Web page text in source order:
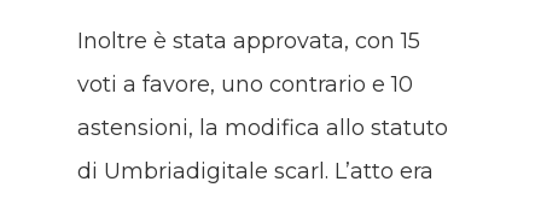
Inoltre è stata approvata, con 15
voti a favore, uno contrario e 10
astensioni, la modifica allo statuto
di Umbriadigitale scarl. L’atto era